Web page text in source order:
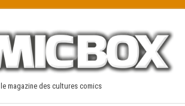
le magazine des cultures comics